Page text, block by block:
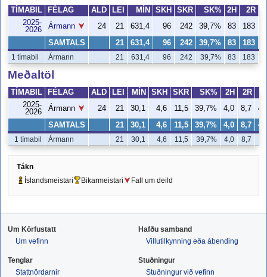
TÍMABIL FÉLAG ALD LEI MÍN SKH SKR SK% 2H
2R
2025-
2026
Ármann 24 21 631,4 96 242 39,7% 83 183
SAMTALS 21 631,4 96 242 39,7% 83 183
1 tímabil Ármann 21 631,4 96 242 39,7% 83 183
Meðaltöl
TÍMABIL FÉLAG ALD LEI MÍN SKH SKR SK% 2H 2R
2025-
2026
Ármann 24 21 30,1 4,6 11,5 39,7% 4,0 8,7
SAMTALS 21 30,1 4,6 11,5 39,7% 4,0 8,7
1 tímabil Ármann 21 30,1 4,6 11,5 39,7% 4,0 8,7
Tákn
Íslandsmeistari
Bikarmeistari Fall um deild
Um Körfustatt
Um vefinn
Hafðu samband
Villutilkynning eða ábending
Tenglar
Stattnördarnir
Stuðningur
Stuðningur við vefinn